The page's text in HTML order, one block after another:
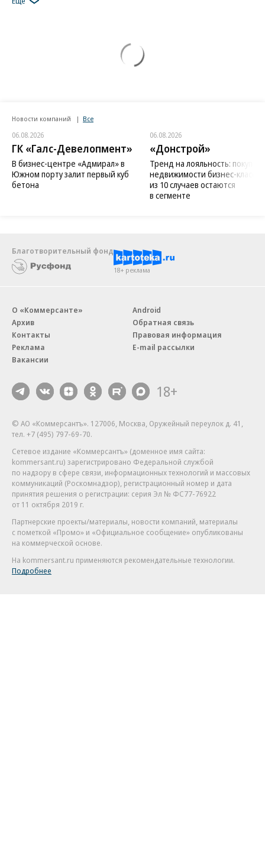
Новости компаний Все
06.08.2026
ГК «Галс-Девелопмент»
В бизнес-центре «Адмирал» в
Южном порту залит первый куб
бетона
06.08.2026
«Донстрой»
Тренд на лояльность:
недвижимости бизнес-класса
из 10 случаев остаются
в сегменте
Благотворительный фонд
18+ реклама
О «Коммерсанте»
Архив
Контакты
Реклама
Вакансии
Android
Обратная связь
Правовая информация
E-mail рассылки
18+
© АО «Коммерсантъ». 127006, Москва, Оружейный переулок д. 41,
тел. +7 (495) 797-69-70.
Сетевое издание «Коммерсантъ» (доменное имя сайта:
kommersant.ru) зарегистрировано Федеральной службой
по надзору в сфере связи, информационных технологий и массовых
коммуникаций (Роскомнадзор), регистрационный номер и дата
принятия решения о регистрации: серия Эл № ФС77-76922
от 11 октября 2019 г.
Партнерские проекты/материалы, новости компаний, материалы
с пометкой «Промо» и «Официальное сообщение» опубликованы
на коммерческой основе.
На kommersant.ru применяются рекомендательные технологии.
Подробнее